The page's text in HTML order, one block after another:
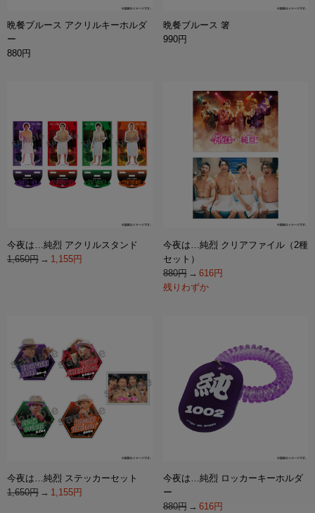
晩餐ブルース アクリルキーホルダ
ー
880円
晩餐ブルース 箸
990円
今夜は…純烈 アクリルスタンド
1,650円
1,155円
今夜は…純烈 クリアファイル（2種
セット）
880円
616円
残りわずか
今夜は…純烈 ステッカーセット
1,650円
1,155円
今夜は…純烈 ロッカーキーホルダ
ー
880円
616円